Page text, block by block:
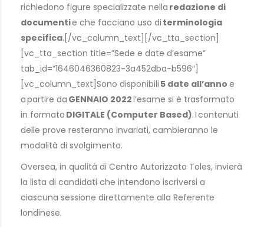
richiedono figure specializzate nella redazione di
documentie che facciano uso di terminologia
specifica.[/vc_column_text][/vc_tta_section]
[vc_tta_section title=”Sede e date d’esame”
tab_id=”1646046360823-3a452dba-b596″]
[vc_column_text]Sono disponibili 5 date all’anno e
a partire da GENNAIO 2022l’esame si è trasformato
in formato DIGITALE (Computer Based). I contenuti
delle prove resteranno invariati, cambieranno le
modalità di svolgimento.
Oversea, in qualità di Centro Autorizzato Toles, invierà
la lista di candidati che intendono iscriversi a
ciascuna sessione direttamente alla Referente
londinese.